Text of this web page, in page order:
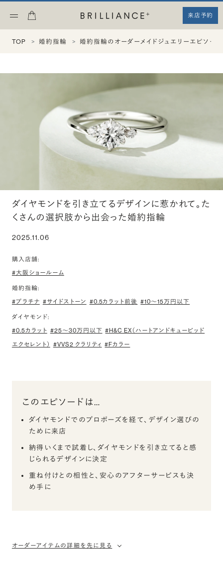
来店予約
TOP 婚約指輪 婚約指輪のオーダーメイドジュエリーエピソー
ダイヤモンドを引き立てるデザインに惹かれて。た
くさんの選択肢から出会った婚約指輪
2025.11.06
購入店舗:
#大阪ショールーム
婚約指輪:
#プラチナ #サイドストーン #0.5カラット前後 #10〜15万円以下
ダイヤモンド:
#0.5カラット #25〜30万円以下 #H&C EX（ハートアンドキューピッド
エクセレント）
#VVS2 クラリティ #Fカラー
このエピソードは…
ダイヤモンドでのプロポーズを経て、デザイン選びの
ために来店
納得いくまで試着し、ダイヤモンドを引き立てると感
じられるデザインに決定
重ね付けとの相性と、安心のアフターサービスも決
め手に
オーダーアイテムの詳細を先に見る